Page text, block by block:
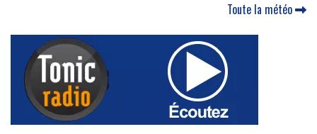
Toute la météo